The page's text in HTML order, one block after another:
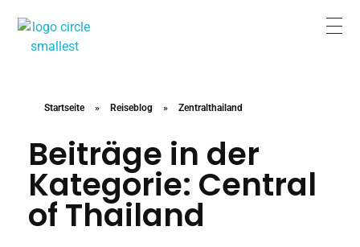
Startseite » Reiseblog » Zentralthailand
Beiträge in der
Kategorie: Central
of Thailand